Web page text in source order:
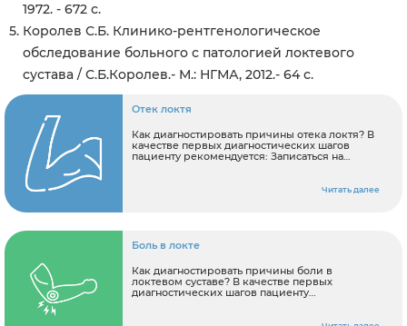
1972. - 672 с.
Королев С.Б. Клинико-рентгенологическое
обследование больного с патологией локтевого
сустава / С.Б.Королев.- М.: НГМА, 2012.- 64 с.
Отек локтя
Как диагностировать причины отека локтя? В
качестве первых диагностических шагов
пациенту рекомендуется: Записаться на
Читать далее
Боль в локте
Как диагностировать причины боли в
локтевом суставе? В качестве первых
диагностических шагов пациенту